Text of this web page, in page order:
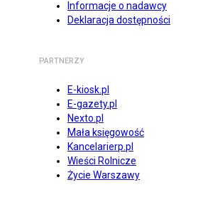
Informacje o nadawcy
Deklaracja dostępności
PARTNERZY
E-kiosk.pl
E-gazety.pl
Nexto.pl
Mała księgowość
Kancelarierp.pl
Wieści Rolnicze
Życie Warszawy